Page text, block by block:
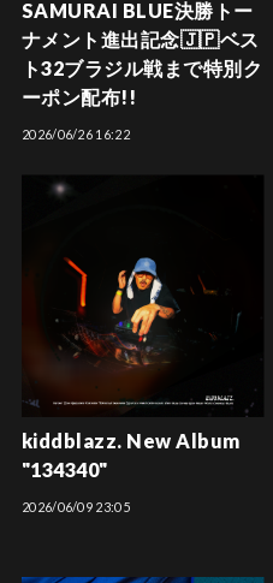
SAMURAI BLUE決勝トー
ナメント進出記念🇯🇵ベス
ト32ブラジル戦まで特別ク
ーポン配布!!
2026/06/26 16:22
kiddblazz. New Album
"134340"
2026/06/09 23:05